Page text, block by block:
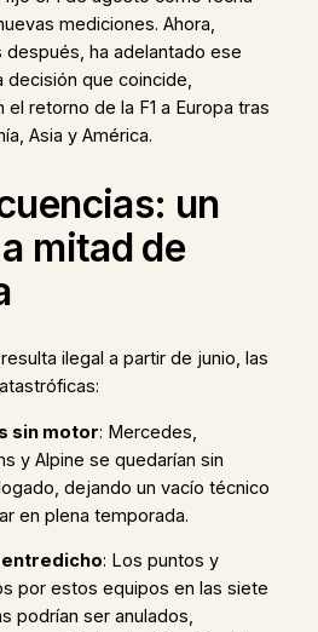
mediciones. Ahora,
después, ha adelantado ese
decisión que coincide,
retorno de la F1 a Europa tras
Asia y América.
un
mitad de
ilegal a partir de junio, las
sin motor: Mercedes,
y Alpine se quedarían sin
dejando un vacío técnico
en plena temporada.
: Los puntos y
por estos equipos en las siete
podrían ser anulados,